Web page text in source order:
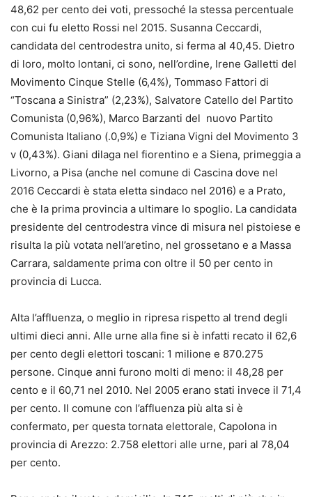
48,62 per cento dei voti, pressoché la stessa percentuale
con cui fu eletto Rossi nel 2015. Susanna Ceccardi,
candidata del centrodestra unito, si ferma al 40,45. Dietro
di loro, molto lontani, ci sono, nell’ordine, Irene Galletti del
Movimento Cinque Stelle (6,4%), Tommaso Fattori di
“Toscana a Sinistra” (2,23%), Salvatore Catello del Partito
Comunista (0,96%), Marco Barzanti del nuovo Partito
Comunista Italiano (.0,9%) e Tiziana Vigni del Movimento 3
v (0,43%). Giani dilaga nel fiorentino e a Siena, primeggia a
Livorno, a Pisa (anche nel comune di Cascina dove nel
2016 Ceccardi è stata eletta sindaco nel 2016) e a Prato,
che è la prima provincia a ultimare lo spoglio. La candidata
presidente del centrodestra vince di misura nel pistoiese e
risulta la più votata nell’aretino, nel grossetano e a Massa
Carrara, saldamente prima con oltre il 50 per cento in
provincia di Lucca.
Alta l’affluenza, o meglio in ripresa rispetto al trend degli
ultimi dieci anni. Alle urne alla fine si è infatti recato il 62,6
per cento degli elettori toscani: 1 milione e 870.275
persone. Cinque anni furono molti di meno: il 48,28 per
cento e il 60,71 nel 2010. Nel 2005 erano stati invece il 71,4
per cento. Il comune con l’affluenza più alta si è
confermato, per questa tornata elettorale, Capolona in
provincia di Arezzo: 2.758 elettori alle urne, pari al 78,04
per cento.